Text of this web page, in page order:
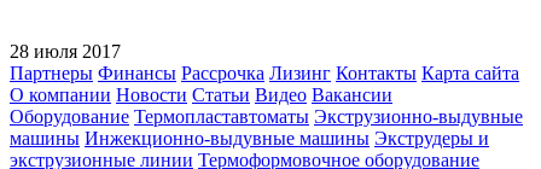
28 июля 2017
Партнеры Финансы Рассрочка Лизинг Контакты Карта сайта
О компании Новости Статьи Видео Вакансии
Оборудование Термопластавтоматы Экструзионно-выдувные
машины Инжекционно-выдувные машины Экструдеры и
экструзионные линии Термоформовочное оборудование